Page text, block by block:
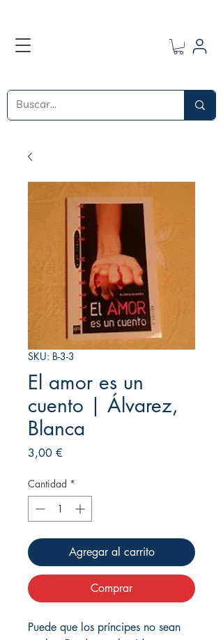
SKU: B-3-3
El amor es un
cuento | Álvarez,
Blanca
3,00 €
Cantidad *
Agregar al carrito
Comprar
Puede que los príncipes no sean